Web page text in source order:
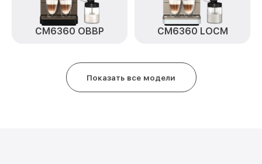
CM6360 OBBP CM6360 LOCM
Показать все модели